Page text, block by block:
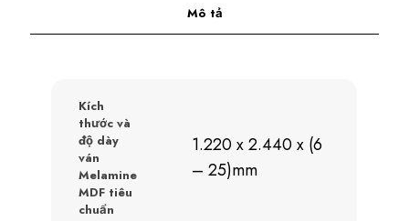
Mô tả
Kích
thước và
độ dày
ván
Melamine
MDF tiêu
chuẩn
1.220 x 2.440 x (6
– 25)mm